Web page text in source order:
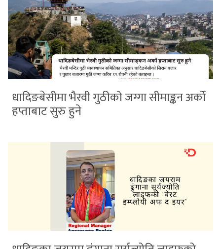
धादिङबेसीमा भैरवी गुठीको जग्गा सीमाङ्कन अर्को
हप्ताबाट सुरु हुने